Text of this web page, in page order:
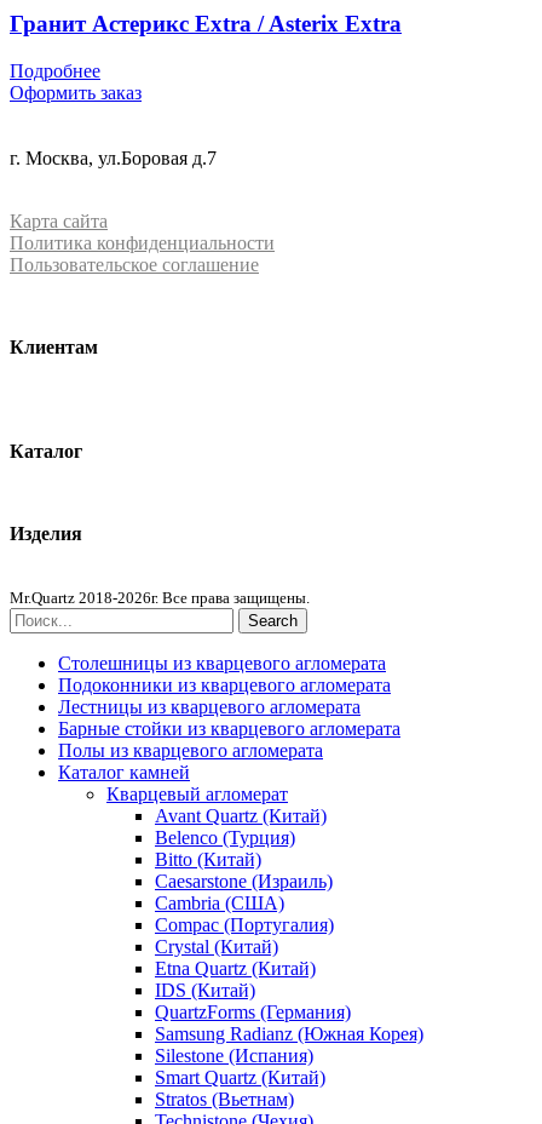
Гранит Астерикс Extra / Asterix Extra
Подробнее
Оформить заказ
г. Москва, ул.Боровая д.7
Карта сайта
Политика конфиденциальности
Пользовательское соглашение
Клиентам
Каталог
Изделия
Mr.Quartz 2018-2026г. Все права защищены.
Search
Столешницы из кварцевого агломерата
Подоконники из кварцевого агломерата
Лестницы из кварцевого агломерата
Барные стойки из кварцевого агломерата
Полы из кварцевого агломерата
Каталог камней
Кварцевый агломерат
Avant Quartz (Китай)
Belenco (Турция)
Bitto (Китай)
Caesarstone (Израиль)
Cambria (США)
Compac (Португалия)
Crystal (Китай)
Etna Quartz (Китай)
IDS (Китай)
QuartzForms (Германия)
Samsung Radianz (Южная Корея)
Silestone (Испания)
Smart Quartz (Китай)
Stratos (Вьетнам)